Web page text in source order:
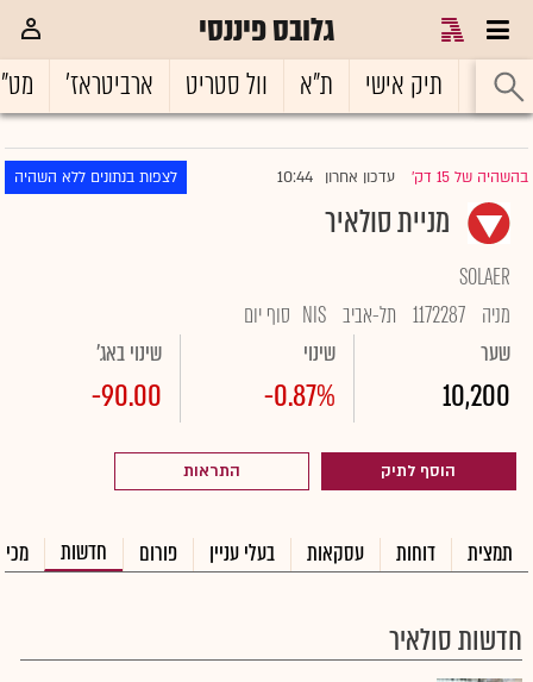
גלובס פיננסי
ראשי תיק אישי ת"א וול סטריט ארביטראז'
בהשהיה של 15 דק' |עדכון אחרון 10:44 לצפות בנתונים ללא השהיה
מניית סולאיר
SOLAER
מניה 1172287 תל-אביב NIS סוף יום
שער
10,200
שינוי
-0.87%
שינוי באג'
-90.00
הוסף לתיק התראות
תמצית דוחות עסקאות בעלי עניין פורום חדשות
חדשות סולאיר